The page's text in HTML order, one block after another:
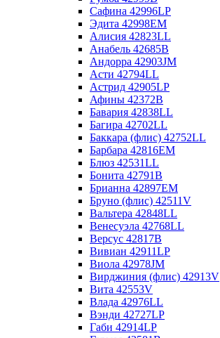
Сафина 42996LP
Эдита 42998EM
Алисия 42823LL
Анабель 42685B
Андорра 42903JM
Асти 42794LL
Астрид 42905LP
Афины 42372B
Бавария 42838LL
Багира 42702LL
Баккара (флис) 42752LL
Барбара 42816EM
Блюз 42531LL
Бонита 42791B
Брианна 42897EM
Бруно (флис) 42511V
Вальтера 42848LL
Венесуэла 42768LL
Версус 42817B
Вивиан 42911LP
Виола 42978JM
Вирджиния (флис) 42913V
Вита 42553V
Влада 42976LL
Вэнди 42727LP
Габи 42914LP